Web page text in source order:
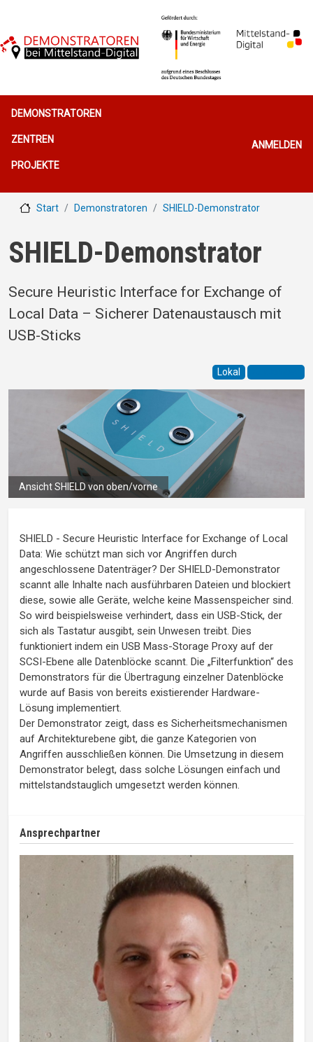
Hauptnavigation
DEMONSTRATOREN
ZENTREN
PROJEKTE
ANMELDEN
Start Demonstratoren SHIELD-Demonstrator
SHIELD-Demonstrator
Secure Heuristic Interface for Exchange of
Local Data – Sicherer Datenaustausch mit
USB-Sticks
Lokal
Ansicht SHIELD von oben/vorne
SHIELD - Secure Heuristic Interface for Exchange of Local
Data: Wie schützt man sich vor Angriffen durch
angeschlossene Datenträger? Der SHIELD-Demonstrator
scannt alle Inhalte nach ausführbaren Dateien und blockiert
diese, sowie alle Geräte, welche keine Massenspeicher sind.
So wird beispielsweise verhindert, dass ein USB-Stick, der
sich als Tastatur ausgibt, sein Unwesen treibt. Dies
funktioniert indem ein USB Mass-Storage Proxy auf der
SCSI-Ebene alle Datenblöcke scannt. Die „Filterfunktion“ des
Demonstrators für die Übertragung einzelner Datenblöcke
wurde auf Basis von bereits existierender Hardware-
Lösung implementiert.
Der Demonstrator zeigt, dass es Sicherheitsmechanismen
auf Architekturebene gibt, die ganze Kategorien von
Angriffen ausschließen können. Die Umsetzung in diesem
Demonstrator belegt, dass solche Lösungen einfach und
mittelstandstauglich umgesetzt werden können.
Ansprechpartner